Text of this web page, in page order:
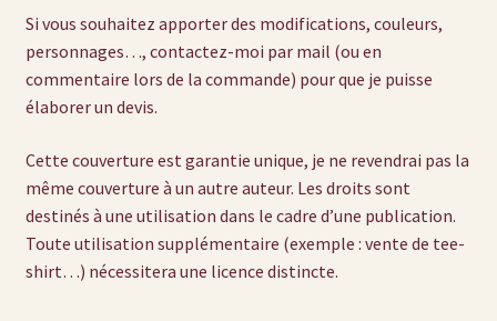
Si vous souhaitez apporter des modifications, couleurs,
personnages…, contactez-moi par mail (ou en
commentaire lors de la commande) pour que je puisse
élaborer un devis.
Cette couverture est garantie unique, je ne revendrai pas la
même couverture à un autre auteur. Les droits sont
destinés à une utilisation dans le cadre d’une publication.
Toute utilisation supplémentaire (exemple : vente de tee-
shirt…) nécessitera une licence distincte.